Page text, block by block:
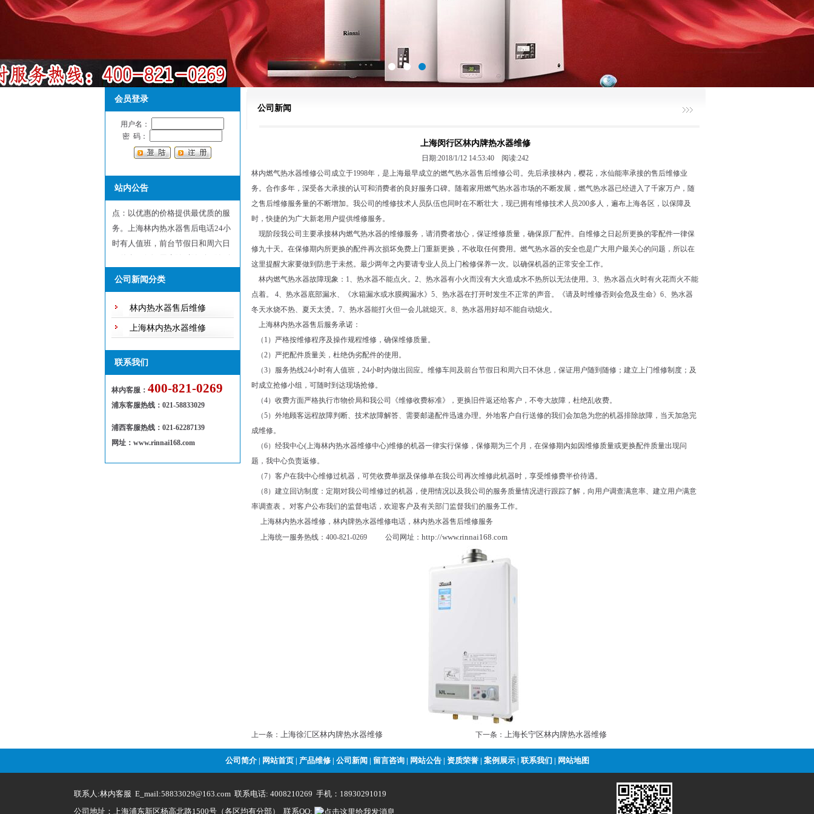
会员登录
用户名：
密 码：
站内公告
上海林内热水器售后维修服务中
心，是林内热水器指定维修服务网
点：以优惠的价格提供最优质的服
务。上海林内热水器售后电话24小
时有人值班，前台节假日和周六日
不休息，保证用户随叫随到，随到
随修欢迎来电！
公司新闻分类
林内热水器售后维修
上海林内热水器维修
联系我们
林内客服： 400-821-0269
浦东客服热线： 021-58833029
浦西客服热线：021-62287139
网址：www.rinnai168.com
公司新闻
上海闵行区林内牌热水器维修
日期:2018/1/12 14:53:40 阅读:242
林内燃气热水器维修公司成立于1998年，是上海最早成立的燃气热水器售后维修公司。先后承接林内，樱花，水仙能率承接的售后维修业
务。合作多年，深受各大承接的认可和消费者的良好服务口碑。随着家用燃气热水器市场的不断发展，燃气热水器已经进入了千家万户，随
之售后维修服务量的不断增加。我公司的维修技术人员队伍也同时在不断壮大，现已拥有维修技术人员200多人，遍布上海各区，以保障及
时，快捷的为广大新老用户提供维修服务。
现阶段我公司主要承接林内燃气热水器的维修服务，请消费者放心，保证维修质量，确保原厂配件。自维修之日起所更换的零配件一律保
修九十天。在保修期内所更换的配件再次损坏免费上门重新更换，不收取任何费用。燃气热水器的安全也是广大用户最关心的问题，所以在
这里提醒大家要做到防患于未然。最少两年之内要请专业人员上门检修保养一次。以确保机器的正常安全工作。
林内燃气热水器故障现象：1、热水器不能点火。2、热水器有小火而没有大火造成水不热所以无法使用。3、热水器点火时有火花而火不能
点着。 4、热水器底部漏水、《水箱漏水或水膜阀漏水》5、热水器在打开时发生不正常的声音。《请及时维修否则会危及生命》6、热水器
冬天水烧不热、夏天太烫。7、热水器能打火但一会儿就熄灭。8、热水器用好却不能自动熄火。
上海林内热水器售后服务承诺：
（1）严格按维修程序及操作规程维修，确保维修质量。
（2）严把配件质量关，杜绝伪劣配件的使用。
（3）服务热线24小时有人值班，24小时内做出回应。维修车间及前台节假日和周六日不休息，保证用户随到随修；建立上门维修制度；及
时成立抢修小组，可随时到达现场抢修。
（4）收费方面严格执行市物价局和我公司《维修收费标准》，更换旧件返还给客户，不夸大故障，杜绝乱收费。
（5）外地顾客远程故障判断、技术故障解答、需要邮递配件迅速办理。外地客户自行送修的我们会加急为您的机器排除故障，当天加急完
成维修。
（6）经我中心(上海林内热水器维修中心)维修的机器一律实行保修，保修期为三个月，在保修期内如因维修质量或更换配件质量出现问
题，我中心负责返修。
（7）客户在我中心维修过机器，可凭收费单据及保修单在我公司再次维修此机器时，享受维修费半价待遇。
（8）建立回访制度：定期对我公司维修过的机器，使用情况以及我公司的服务质量情况进行跟踪了解，向用户调查满意率、建立用户满意
率调查表 。对客户公布我们的监督电话，欢迎客户及有关部门监督我们的服务工作。
上海林内热水器维修，林内牌热水器维修电话，林内热水器售后维修服务
上海统一服务热线：400-821-0269 公司网址： http://www.rinnai168.com
上一条： 上海徐汇区林内牌热水器维修 下一条： 上海长宁区林内牌热水器维修
公司简介| 网站首页 产品维修| 公司新闻 留言咨询 网站公告| 资质荣誉| 案例展示| 联系我们 网站地图
联系人:林内客服 E_mail:58833029@163.com 联系电话: 4008210269 手机：18930291019
公司地址：上海浦东新区杨高北路1500号（各区均有分部） 联系QQ: